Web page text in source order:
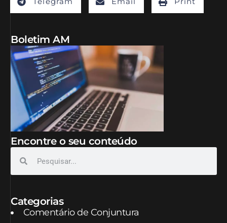
Boletim AM
Encontre o seu conteúdo
Categorias
Comentário de Conjuntura